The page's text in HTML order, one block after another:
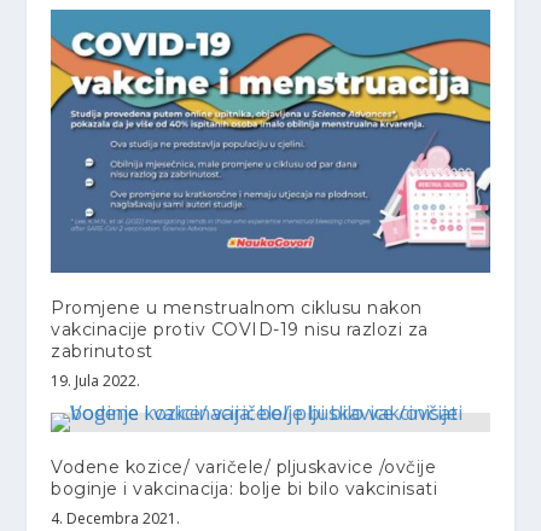
Promjene u menstrualnom ciklusu nakon
vakcinacije protiv COVID-19 nisu razlozi za
zabrinutost
19. Jula 2022.
Vodene kozice/ varičele/ pljuskavice /ovčije
boginje i vakcinacija: bolje bi bilo vakcinisati
4. Decembra 2021.